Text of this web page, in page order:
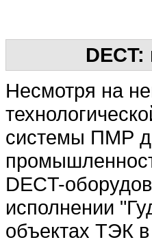
Несмотря на
системы ПМР
DECT-
исполнении
объектах ТЭК